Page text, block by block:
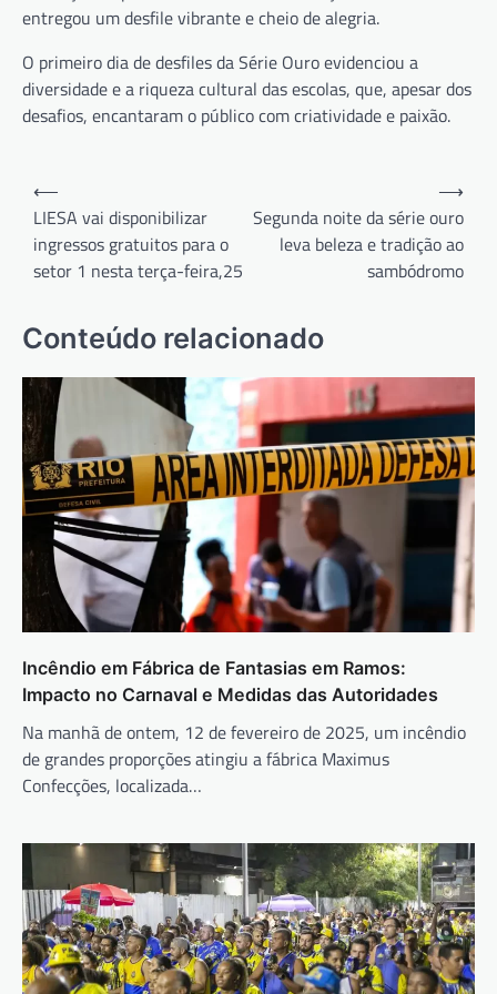
entregou um desfile vibrante e cheio de alegria.
O primeiro dia de desfiles da Série Ouro evidenciou a
diversidade e a riqueza cultural das escolas, que, apesar dos
desafios, encantaram o público com criatividade e paixão.
Navegação
de
Post
⟵
LIESA vai disponibilizar
ingressos gratuitos para o
setor 1 nesta terça-feira,25
Segunda noite da série ouro
leva beleza e tradição ao
sambódromo
⟶
Conteúdo relacionado
Incêndio em Fábrica de Fantasias em Ramos:
Impacto no Carnaval e Medidas das Autoridades
Na manhã de ontem, 12 de fevereiro de 2025, um incêndio
de grandes proporções atingiu a fábrica Maximus
Confecções, localizada…